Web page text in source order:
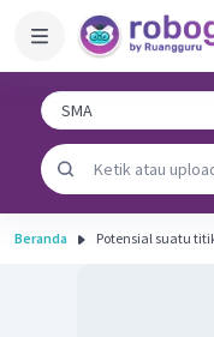
Beranda Potensial suatu